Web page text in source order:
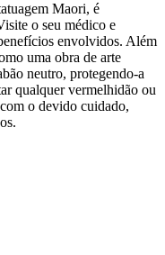
Maori, é
o seu médico e
envolvidos. Além
uma obra de arte
neutro, protegendo-a
qualquer vermelhidão ou
o devido cuidado,